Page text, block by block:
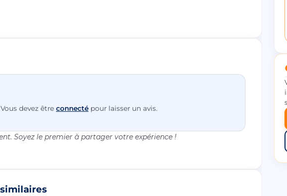
Vous devez être connecté pour laisser un avis.
Soyez le premier à partager votre expérience !